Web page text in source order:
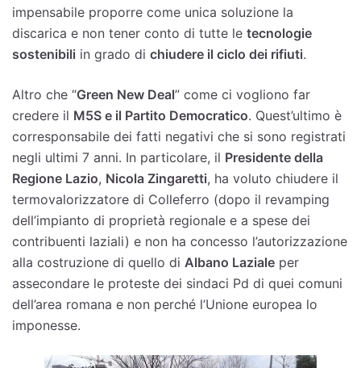
impensabile proporre come unica soluzione la
discarica e non tener conto di tutte le tecnologie
sostenibili in grado di chiudere il ciclo dei rifiuti.
Altro che “Green New Deal” come ci vogliono far
credere il M5S e il Partito Democratico. Quest’ultimo è
corresponsabile dei fatti negativi che si sono registrati
negli ultimi 7 anni. In particolare, il Presidente della
Regione Lazio, Nicola Zingaretti, ha voluto chiudere il
termovalorizzatore di Colleferro (dopo il revamping
dell’impianto di proprietà regionale e a spese dei
contribuenti laziali) e non ha concesso l’autorizzazione
alla costruzione di quello di Albano Laziale per
assecondare le proteste dei sindaci Pd di quei comuni
dell’area romana e non perché l’Unione europea lo
imponesse.